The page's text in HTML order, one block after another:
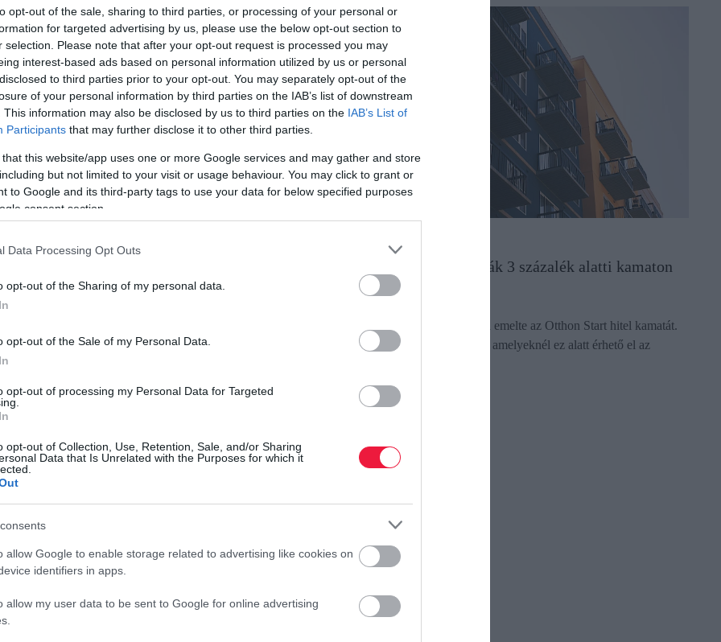
opt-out of the sale, sharing to third parties, or processing of your personal or
for targeted advertising by us, please use the below opt-out section to
selection. Please note that after your opt-out request is processed you may
interest-based ads based on personal information utilized by us or personal
to third parties prior to your opt-out. You may separately opt-out of the
of your personal information by third parties on the IAB’s list of downstream
This information may also be disclosed by us to third parties on the IAB’s List of
Participants that may further disclose it to other third parties.
that this website/app uses one or more Google services and may gather and store
but not limited to your visit or usage behaviour. You may click to grant or
to Google and its third-party tags to use your data for below specified purposes
consent section.
Data Processing Opt Outs
opt-out of the Sharing of my personal data.
opt-out of the Sale of my Personal Data.
opt-out of processing my Personal Data for Targeted
opt-out of Collection, Use, Retention, Sale, and/or Sharing
Data that Is Unrelated with the Purposes for which it
allow Google to enable storage related to advertising like cookies on
identifiers in apps.
allow my user data to be sent to Google for online advertising
forrásként a Google Keresőben!
2025-ben, vagyis átlagosan naponta csaknem
Minisztérium összesítése szerint tavaly 21 252
jelentaz előző évhez képest. A halálos esetek száma
közben, emellett 148 súlyos kimenetelű balesetet is
is magas szinten mozog. 2021-ben 21 591, 2022-ben
A rendszerben minden olyan baleset szerepel,
valamint a halálos kimenetelű esetek is. A 2025-ös adat
száma a 2024-es 75-ről 65-re mérséklődött
rögzítettek. Pest vármegye 2717 esettel következik,
Sopron pedig 1146 esettel szerepel a rangsor elején. A
súlyával, részben az ipari, logisztikai és
ahol erősa fizikai kitettség. Az ipar, a
a balesetek jelentős részét. Ezekben a munkakörökben
egyszerre növelik a sérülés esélyét. Az irodai
történik.
a Z generációt
Ezek a bankok kínálják 3 százalék alatti kamaton
az Otthon Startot
A Gránit Bank 3 százalékra emelte az Otthon Start hitel kamatát.
Ám maradtak még bankok, amelyeknél ez alatt érhető el az
rectangle